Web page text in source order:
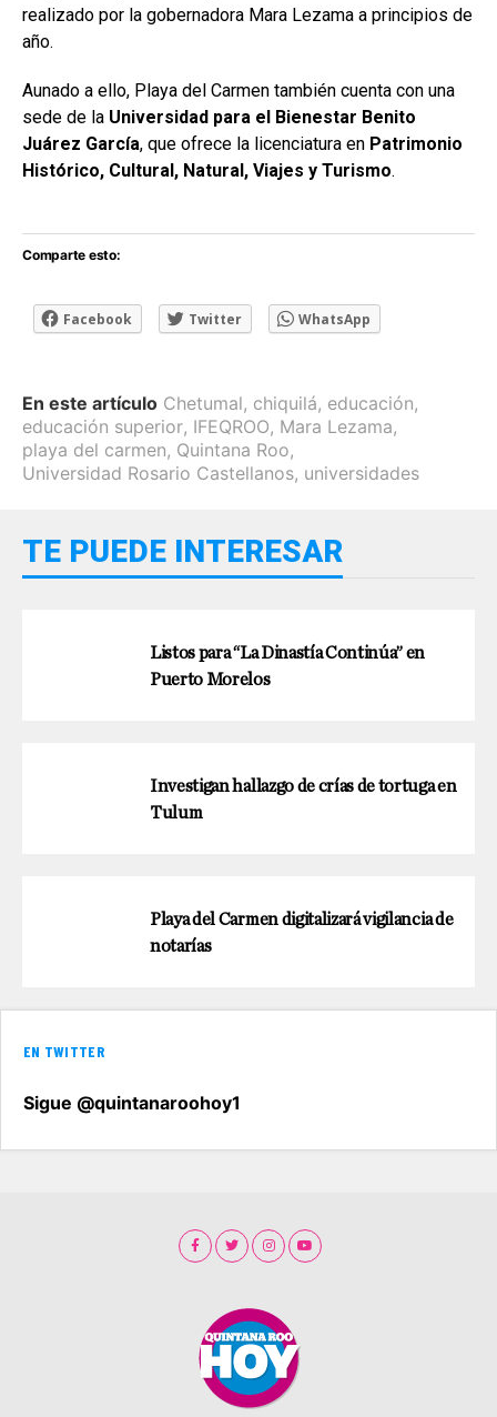
realizado por la gobernadora Mara Lezama a principios de
año.
Aunado a ello, Playa del Carmen también cuenta con una
sede de la Universidad para el Bienestar Benito
Juárez García, que ofrece la licenciatura en Patrimonio
Histórico, Cultural, Natural, Viajes y Turismo.
Comparte esto:
Facebook Twitter WhatsApp
En este artículo Chetumal, chiquilá, educación,
educación superior, IFEQROO, Mara Lezama,
playa del carmen, Quintana Roo,
Universidad Rosario Castellanos, universidades
TE PUEDE INTERESAR
Listos para “La Dinastía Continúa” en
Puerto Morelos
Investigan hallazgo de crías de tortuga en
Tulum
Playa del Carmen digitalizará vigilancia de
notarías
EN TWITTER
Sigue @quintanaroohoy1